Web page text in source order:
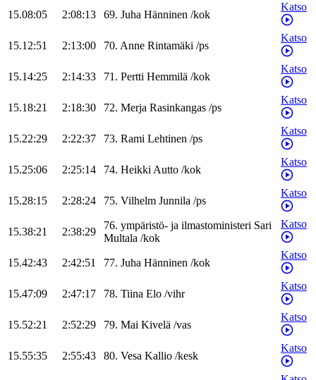
15.08:05 2:08:13 69. Juha Hänninen /kok
Katso
15.12:51 2:13:00 70. Anne Rintamäki /ps
Katso
15.14:25 2:14:33 71. Pertti Hemmilä /kok
Katso
15.18:21 2:18:30 72. Merja Rasinkangas /ps
Katso
15.22:29 2:22:37 73. Rami Lehtinen /ps
Katso
15.25:06 2:25:14 74. HeikkiAutto /kok
Katso
15.28:15 2:28:24 75. Vilhelm Junnila /ps
Katso
15.38:21 2:38:29
76. ympäristö- ja ilmastoministeri Sari
Multala /kok
Katso
15.42:43 2:42:51 77. Juha Hänninen /kok
Katso
15.47:09 2:47:17 78. Tiina Elo /vihr
Katso
15.52:21 2:52:29 79. Mai Kivelä /vas
Katso
15.55:35 2:55:43 80. Vesa Kallio /kesk
Katso